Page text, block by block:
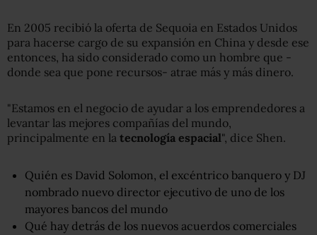
En 2005 recibió la oferta de Sequoia en Estados Unidos
para hacerse cargo de su expansión en China y desde ese
entonces, ha sido considerado como un hombre que -
donde sea que pone recursos- atrae más y más dinero.
"Estamos en el negocio de ayudar a los emprendedores a
levantar las mejores compañías del mundo,
principalmente en la tecnología espacial", dice Shen.
Quién es David Solomon, el excéntrico banquero y DJ
nombrado nuevo director ejecutivo de uno de los
mayores bancos del mundo
Qué hay detrás de los nuevos acuerdos comerciales